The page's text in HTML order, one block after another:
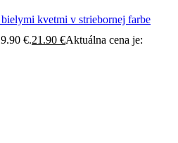
kvetmi v striebornej farbe
€.21.90 €Aktuálna cena je: